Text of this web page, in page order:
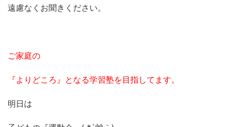
遠慮なくお聞きください。
ご家庭の
『よりどころ』となる学習塾を目指してます。
明日は